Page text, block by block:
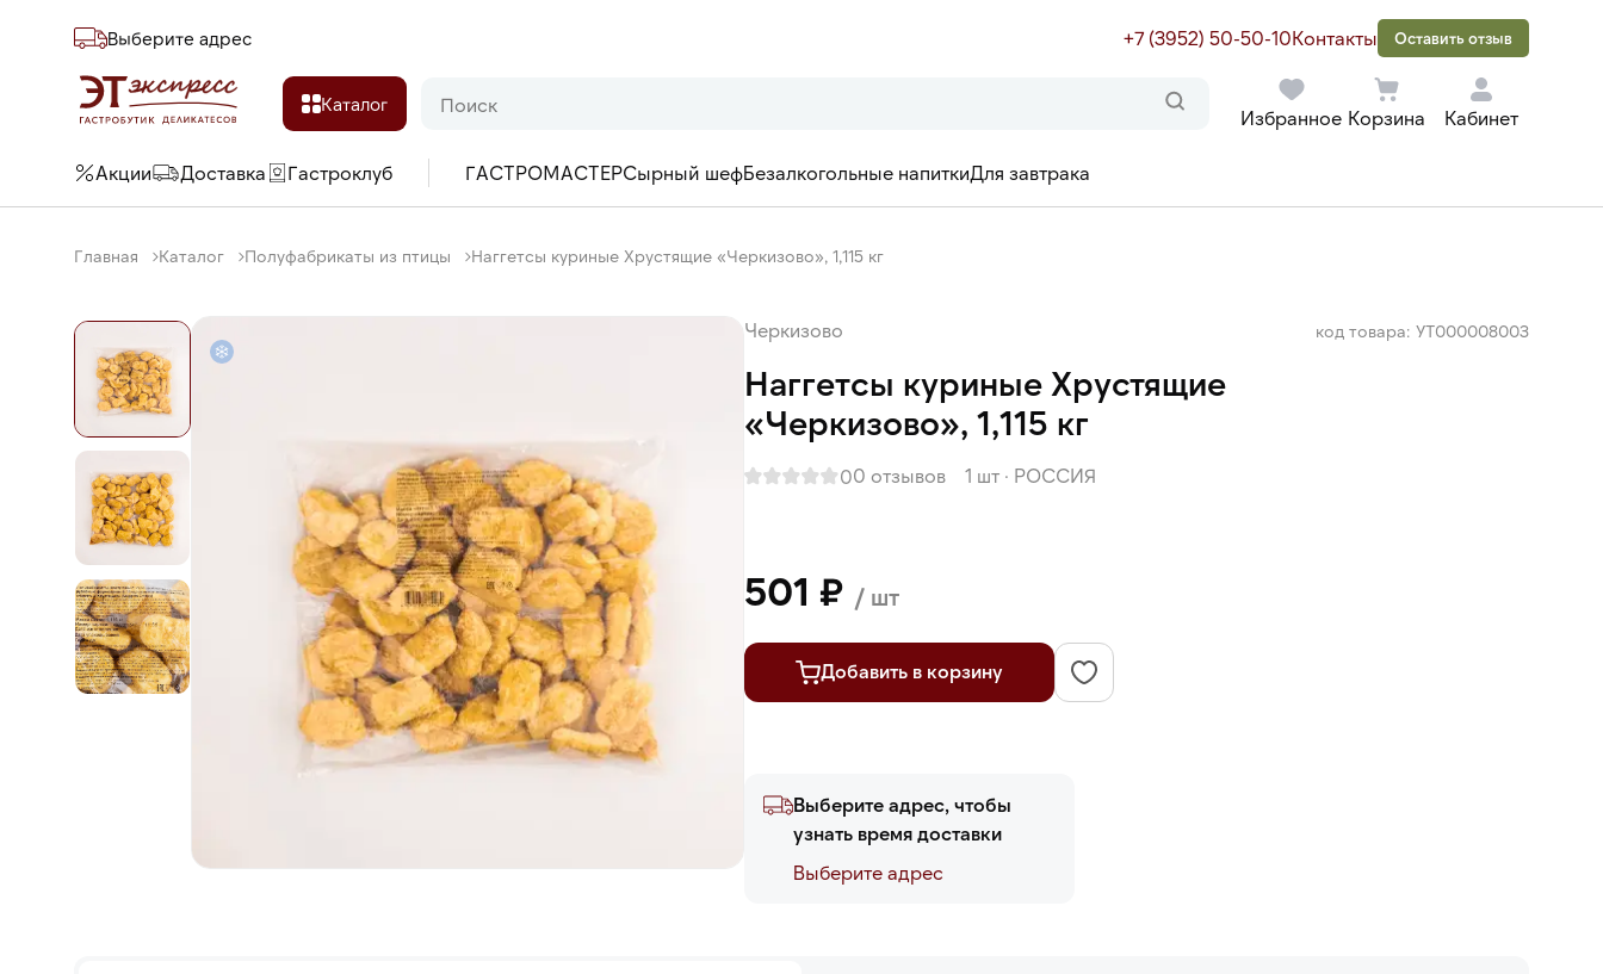
Выберите адреc +7 (3952) 50-50-10Контакты Оставить отзыв
Каталог
Избранное Корзина Кабинет
Акции Доставка Гастроклуб ГАСТРОМАСТЕРСырный шефБезалкогольные напиткиДля завтрака
Главная Каталог Полуфабрикаты из птицы Наггетсы куриные Хрустящие «Черкизово», 1,115 кг
Черкизово код товара: УТ000008003
Наггетсы куриные Хрустящие
«Черкизово», 1,115 кг
00 отзывов 1 шт · РОССИЯ
501 ₽ / шт
Добавить в корзину
Выберите адрес, чтобы
узнать время доставки
Выберите адреc